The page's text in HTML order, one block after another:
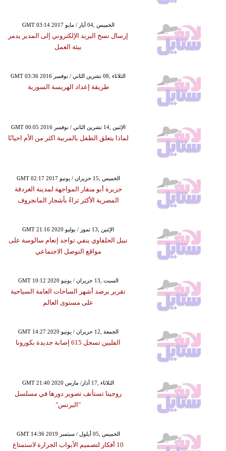
GMT 03:14 2017 الخميس ,04 أيار / مايو
إرسال نسخ البريد الإلكتروني إلى المدير يدمر
بيئة العمل
GMT 03:36 2016 الثلاثاء ,08 تشرين الثاني / نوفمبر
طريقة إعداد الهريسة السورية
GMT 00:05 2016 الإثنين ,14 تشرين الثاني / نوفمبر
لماذا يتعلق الطفل بالمربية اكثر من الأم احيانًا
GMT 02:17 2017 الخميس ,15 حزيران / يونيو
جزيرة أبو منقار المواجهة لمدينة الغردقة
المصرية الأكثر ثراءً بأشجار المانجروف
GMT 21:16 2020 الإثنين ,13 تموز / يوليو
نبيل الحلفاوي ينفي تواجد إنعام سالوسة على
مواقع التوصل الاجتماعي
GMT 10:12 2020 السبت ,13 حزيران / يونيو
تقرير يرصد أشهر الساحات العامة السياحية
على مستوى العالم
GMT 14:27 2020 الجمعة ,12 حزيران / يونيو
الفلبين تسجل 615 إصابة جديدة بكورونا
GMT 21:40 2020 الثلاثاء ,17 آذار/ مارس
روجينا تستأنف تصوير دورها في مسلسل
"البرنس"
GMT 14:36 2019 الخميس ,05 أيلول / سبتمبر
10 أفكار لتصميم الأبواب الجرارة لاستمتاع